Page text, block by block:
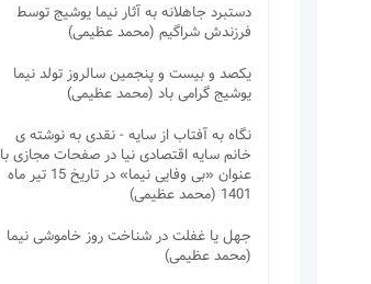
دستبرد جاهلانه به آثار نیما یوشیج توسط
فرزندش شراگیم (محمد عظیمی)
یکصد و بیست و پنجمین سالروز تولد نیما
یوشیج گرامی باد (محمد عظیمی)
نگاه به آفتاب از سایه - نقدی به نوشته ی
خانم سایه اقتصادی نیا در صفحات مجازی با
عنوان «بی وفایی نیما» در تاریخ 15 تیر ماه
1401 (محمد عظیمی)
جهل یا غفلت در شناخت روز خاموشی نیما
(محمد عظیمی)